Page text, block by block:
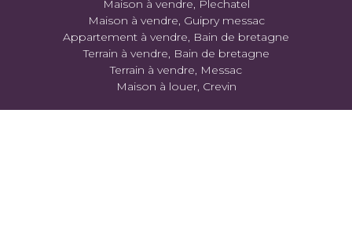
Maison à vendre, Plechatel
Maison à vendre, Guipry messac
Appartement à vendre, Bain de bretagne
Terrain à vendre, Bain de bretagne
Terrain à vendre, Messac
Maison à louer, Crevin